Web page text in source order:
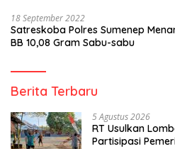
18 September 2022
Satreskoba Polres Sumenep
BB 10,08 Gram Sabu-sabu
Berita Terbaru
5 Agustus 2026
RT Usulkan
Partisipasi